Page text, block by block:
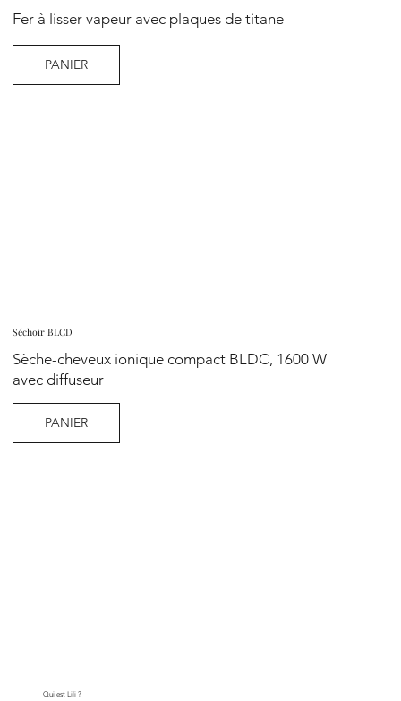
Fer à lisser vapeur avec plaques de titane
PANIER
Séchoir BLCD
Sèche-cheveux ionique compact BLDC, 1600 W
avec diffuseur
PANIER
Qui est Lili ?